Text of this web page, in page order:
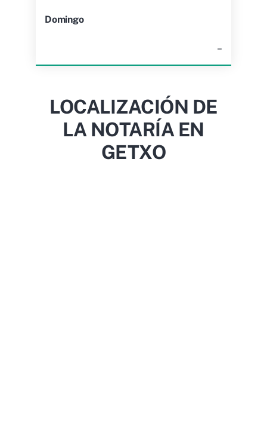
Domingo
–
LOCALIZACIÓN DE
LA NOTARÍA EN
GETXO